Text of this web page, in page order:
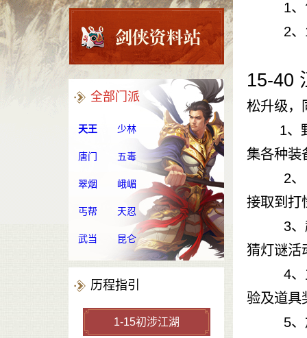
全部门派
天王 少林
唐门 五毒
翠烟 峨嵋
丐帮 天忍
武当 昆仑
历程指引
1-15初涉江湖
1、包
2、10
15-40
松升级，
1、野
集各种装
2、日
接取到打
3、趣
猜灯谜活
4、主
验及道具
5、加